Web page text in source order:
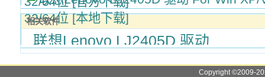
32/64位 [本地下载]
相关软件
联想Lenovo LJ2405D 驱动
Copyright ©2009-